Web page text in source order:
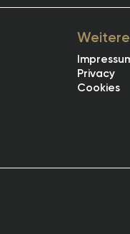
Weitere
Privacy
Cookies